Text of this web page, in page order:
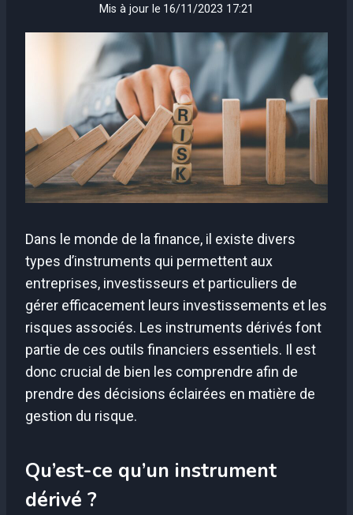
Mis à jour le 16/11/2023 17:21
Dans le monde de la finance, il existe divers
types d’instruments qui permettent aux
entreprises, investisseurs et particuliers de
gérer efficacement leurs investissements et les
risques associés. Les instruments dérivés font
partie de ces outils financiers essentiels. Il est
donc crucial de bien les comprendre afin de
prendre des décisions éclairées en matière de
gestion du risque.
Qu’est-ce qu’un instrument
dérivé ?